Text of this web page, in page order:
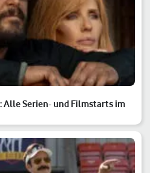
Alle Serien- und Filmstarts im